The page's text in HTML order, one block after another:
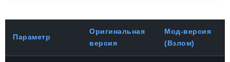
Параметр
Оригинальная
версия
Мод-версия
(Взлом)